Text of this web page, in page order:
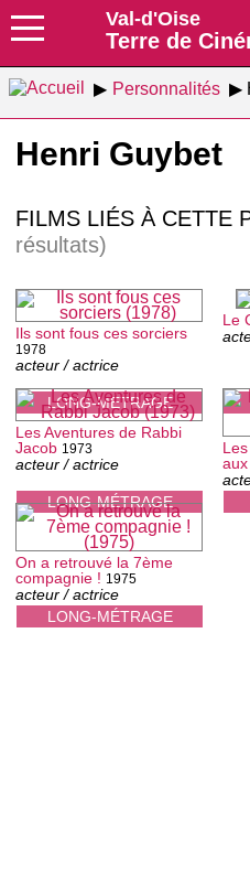
Val-d'Oise
Terre de
Personnalités
Henri Guybet
FILMS LIÉS À CETTE
résultats)
LONG-MÉTRAGE
Ils sont fous ces sorciers
1978
acteur / actrice
Le
LONG-MÉTRAGE
Les Aventures de Rabbi
Jacob 1973
acteur / actrice
LONG-MÉTRAGE
On a retrouvé la 7ème
compagnie ! 1975
acteur / actrice